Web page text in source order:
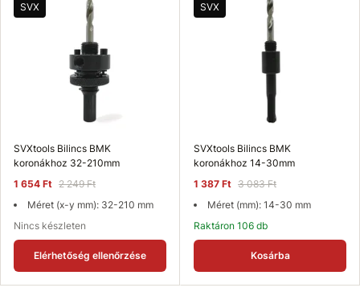
SVX
SVXtools Bilincs BMK
koronákhoz 32-210mm
1 654 Ft 2 249 Ft
Méret (x-y mm): 32-210 mm
Nincs készleten
Elérhetőség ellenőrzése
SVX
SVXtools Bilincs BMK
koronákhoz 14-30mm
1 387 Ft 3 083 Ft
Méret (mm): 14-30 mm
Raktáron 106 db
Kosárba